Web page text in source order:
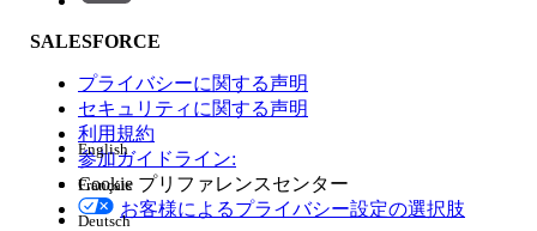
機能の影響
エディション
SALESFORCE
プライバシーに関する声明
セキュリティに関する声明
利用規約
参加ガイドライン:
Cookie プリファレンスセンター
お客様によるプライバシー設定の選択肢
English
Français
Deutsch